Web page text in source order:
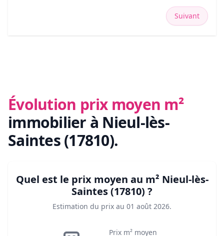
Suivant
Évolution prix moyen m²
immobilier à Nieul-lès-
Saintes (17810).
Quel est le prix moyen au m² Nieul-lès-
Saintes (17810) ?
Estimation du prix au 01 août 2026.
Prix m² moyen